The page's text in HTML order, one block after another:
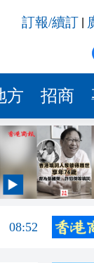
訂報/續訂
方 招商
09:15
08:52